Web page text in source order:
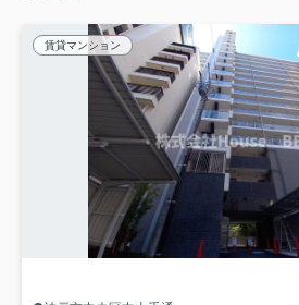
賃貸マンション